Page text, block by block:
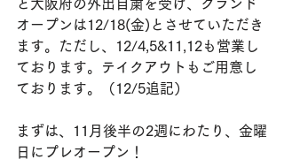
と大阪府の外出自粛を受け、グランド
オープンは12/18(金)とさせていただき
ます。ただし、12/4,5&11,12も営業し
ております。テイクアウトもご用意し
ております。（12/5追記）
まずは、11月後半の2週にわたり、金曜
日にプレオープン！